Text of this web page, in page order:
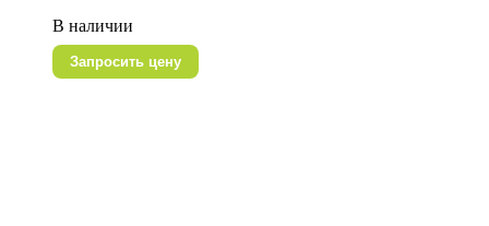
В наличии
Запросить цену